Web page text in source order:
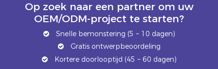
Op zoek naar een partner om uw
OEM/ODM-project te starten?
Snelle bemonstering (5 ~ 10 dagen)
Gratis ontwerpbeoordeling
Kortere doorlooptijd (45 ~ 60 dagen)